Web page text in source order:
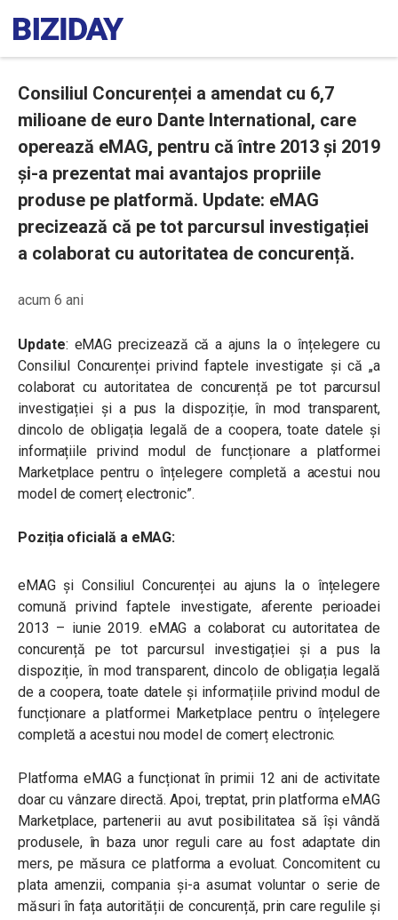
Consiliul Concurenței a amendat cu 6,7
milioane de euro Dante International, care
operează eMAG, pentru că între 2013 și 2019
și-a prezentat mai avantajos propriile
produse pe platformă. Update: eMAG
precizează că pe tot parcursul investigației
a colaborat cu autoritatea de concurență.
acum 6 ani
Update: eMAG precizează că a ajuns la o înțelegere cu
Consiliul Concurenței privind faptele investigate și că „a
colaborat cu autoritatea de concurență pe tot parcursul
investigației și a pus la dispoziție, în mod transparent,
dincolo de obligația legală de a coopera, toate datele și
informațiile privind modul de funcționare a platformei
Marketplace pentru o înțelegere completă a acestui nou
model de comerț electronic”.
Poziția oficială a eMAG:
eMAG și Consiliul Concurenței au ajuns la o înțelegere
comună privind faptele investigate, aferente perioadei
2013 – iunie 2019. eMAG a colaborat cu autoritatea de
concurență pe tot parcursul investigației și a pus la
dispoziție, în mod transparent, dincolo de obligația legală
de a coopera, toate datele și informațiile privind modul de
funcționare a platformei Marketplace pentru o înțelegere
completă a acestui nou model de comerț electronic.
Platforma eMAG a funcționat în primii 12 ani de activitate
doar cu vânzare directă. Apoi, treptat, prin platforma eMAG
Marketplace, partenerii au avut posibilitatea să își vândă
produsele, în baza unor reguli care au fost adaptate din
mers, pe măsura ce platforma a evoluat. Concomitent cu
plata amenzii, compania și-a asumat voluntar o serie de
măsuri în fața autorității de concurență, prin care regulile și